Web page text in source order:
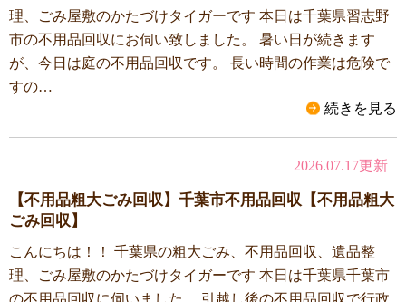
理、ごみ屋敷のかたづけタイガーです 本日は千葉県習志野
市の不用品回収にお伺い致しました。 暑い日が続きます
が、今日は庭の不用品回収です。 長い時間の作業は危険で
すの…
続きを見る
2026.07.17更新
【不用品粗大ごみ回収】千葉市不用品回収【不用品粗大
ごみ回収】
こんにちは！！ 千葉県の粗大ごみ、不用品回収、遺品整
理、ごみ屋敷のかたづけタイガーです 本日は千葉県千葉市
の不用品回収に伺いました。 引越し後の不用品回収で行政